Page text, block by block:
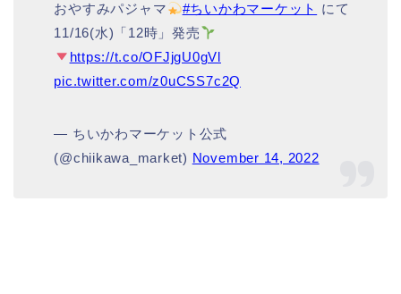
おやすみパジャマ
#ちいかわマーケット にて
11/16(水)「12時」発売
https://t.co/OFJjgU0gVl
pic.twitter.com/z0uCSS7c2Q
— ちいかわマーケット公式
(@chiikawa_market) November 14, 2022